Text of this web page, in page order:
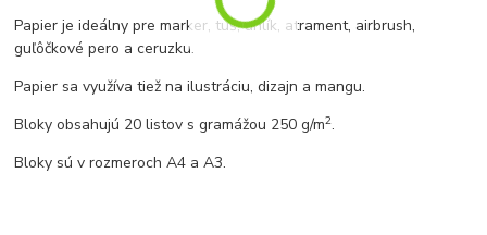
Papier je ideálny pre marker, tuš, uhlík, atrament, airbrush,
guľôčkové pero a ceruzku.
Papier sa využíva tiež na ilustráciu, dizajn a mangu.
Bloky obsahujú 20 listov s gramážou 250 g/m2.
Bloky sú v rozmeroch A4 a A3.